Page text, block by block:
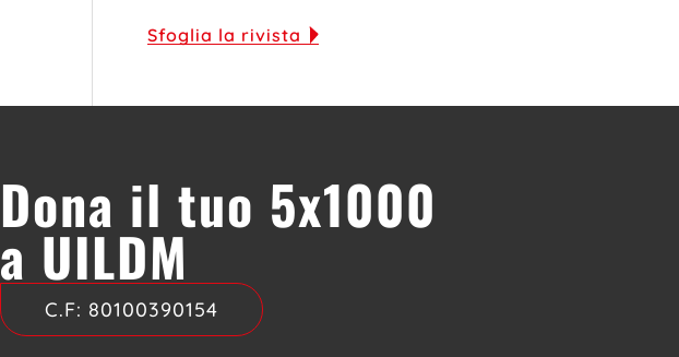
Sfoglia la rivista
Dona il tuo 5x1000
a UILDM
C.F: 80100390154